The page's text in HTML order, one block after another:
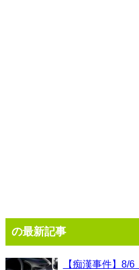
の最新記事
【痴漢事件】8/